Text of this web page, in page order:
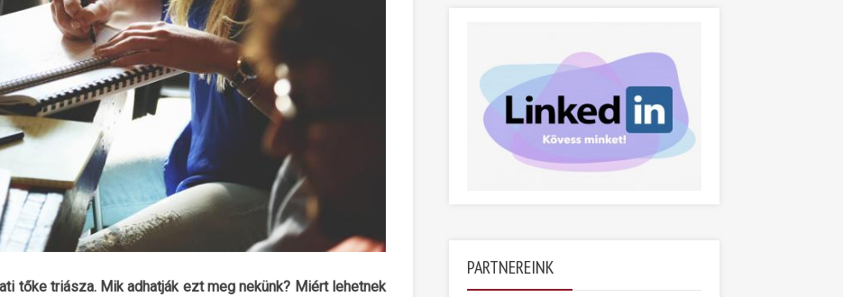
tőke triásza. Mik adhatják ezt meg nekünk? Miért lehetnek
PARTNEREINK